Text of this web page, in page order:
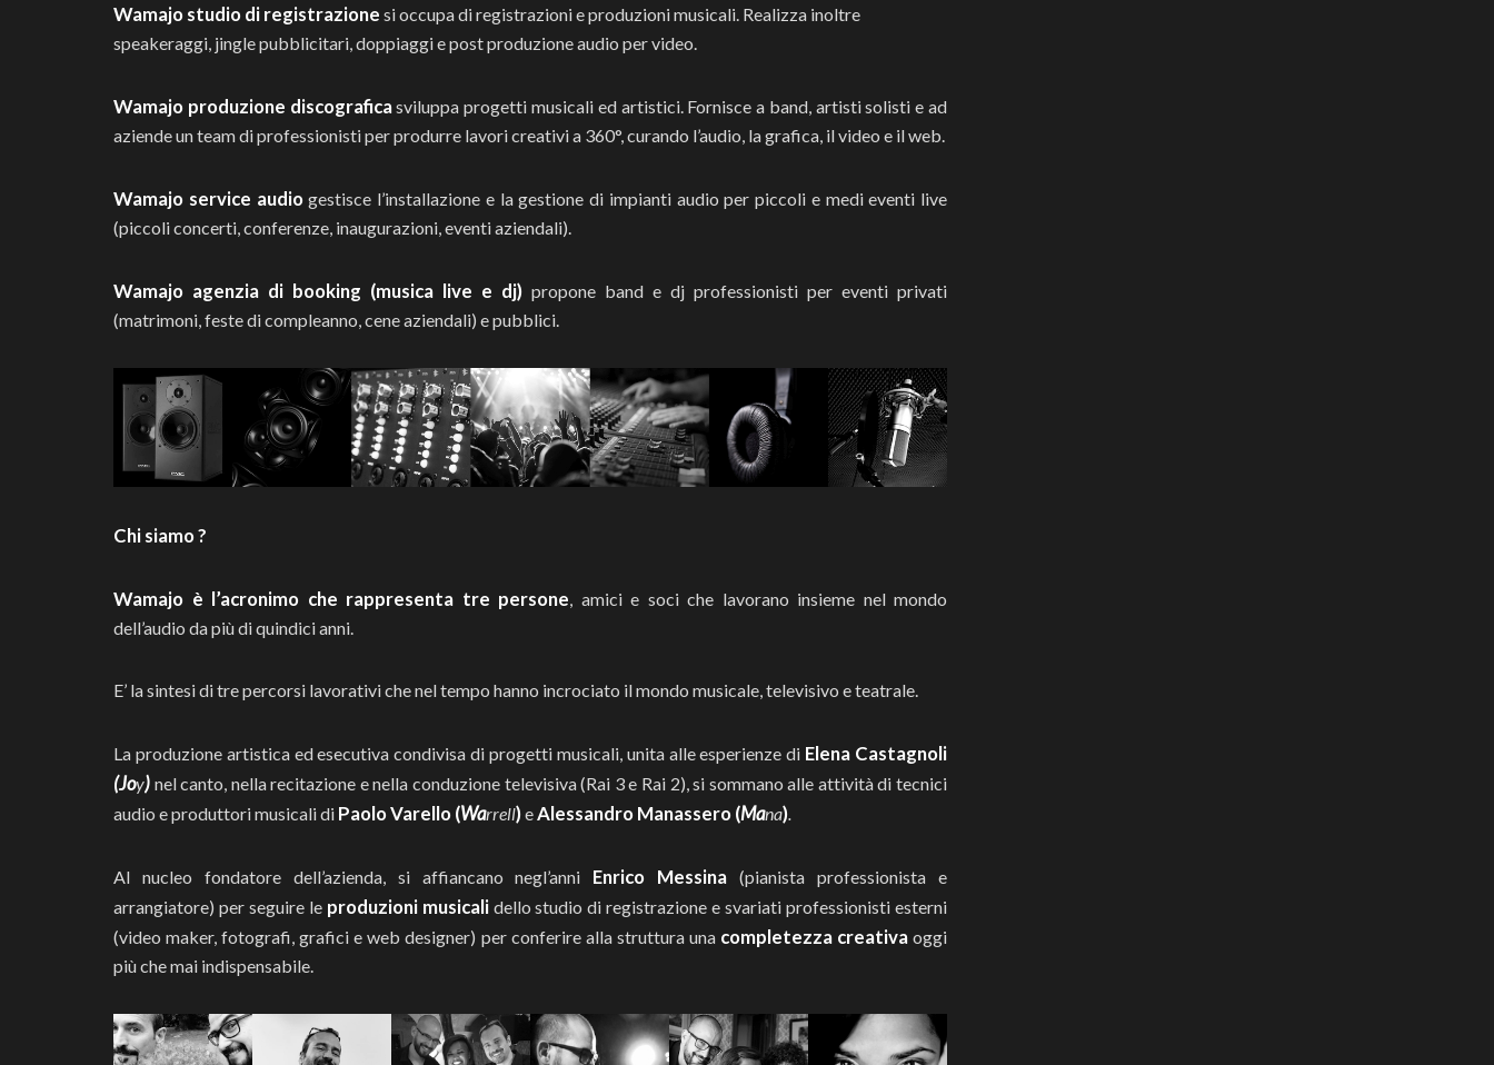
Wamajo studio di registrazione si occupa di registrazioni e produzioni musicali. Realizza inoltre
speakeraggi, jingle pubblicitari, doppiaggi e post produzione audio per video.
Wamajo produzione discograficasviluppa progetti musicali ed artistici. Fornisce a band, artisti solisti e ad
aziende un team di professionisti per produrre lavori creativi a 360°, curando l’audio, la grafica, il video e il web.
Wamajo service audiogestisce l’installazione e la gestione di impianti audio per piccoli e medi eventi live
(piccoli concerti, conferenze, inaugurazioni, eventi aziendali).
Wamajo agenzia di booking (musica live e dj) propone band e dj professionisti per eventi privati
(matrimoni, feste di compleanno, cene aziendali) e pubblici.
Chi siamo ?
Wamajo è l’acronimo che rappresenta tre persone, amici e soci che lavorano insieme nel mondo
dell’audio da più di quindici anni.
E’ la sintesi di tre percorsi lavorativi che nel tempo hanno incrociato il mondo musicale, televisivo e teatrale.
La produzione artistica ed esecutiva condivisa di progetti musicali, unita alle esperienze di Elena Castagnoli
(Joy) nel canto, nella recitazione e nella conduzione televisiva (Rai 3 e Rai 2), si sommano alle attività di tecnici
audio e produttori musicali di Paolo Varello (Warrell)eAlessandro Manassero (Mana).
Al nucleo fondatore dell’azienda, si affiancano negl’anni Enrico Messina(pianista professionista e
arrangiatore) per seguire le produzioni musicalidello studio di registrazione e svariati professionisti esterni
(video maker, fotografi, grafici e web designer) per conferire alla struttura unacompletezza creativaoggi
più che mai indispensabile.